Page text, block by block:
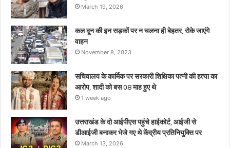
March 19, 2026
कल दून की इन सड़कों पर न चलना ही बेहतर, रोके जाएंगे
वाहन
November 8, 2023
सचिवालय के कार्मिक पर सरकारी शिक्षिका पत्नी की हत्या का
आरोप, शादी को बस 08 माह हुए थे
1 week ago
उत्तराखंड के दो आईपीएस पहुंचे हाईकोर्ट, आईजी से
डीआईजी बनाकर भेजे गए थे केंद्रीय प्रतिनियुक्ति पर
March 13, 2026